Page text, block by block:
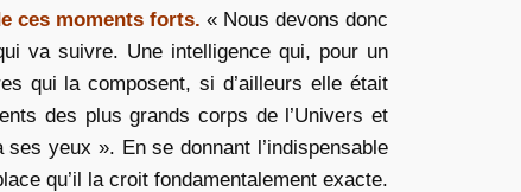
ces moments forts. « Nous devons donc
va suivre. Une intelligence qui, pour un
qui la composent, si d’ailleurs elle était
des plus grands corps de l’Univers et
yeux ». En se donnant l’indispensable
qu’il la croit fondamentalement exacte.